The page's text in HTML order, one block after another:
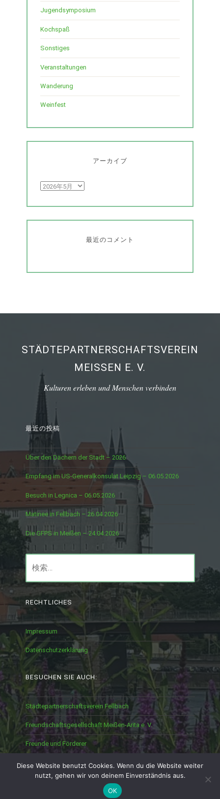
Jugendsymposium
Kochspaß
Sonstiges
Veranstaltungen
Wanderung
Weinfest
アーカイブ
ア
最近のコメント
STÄDTEPARTNERSCHAFTSVEREIN
MEISSEN E. V.
Kulturen erleben und Menschen verbinden
最近の投稿
Über den Dächern der Stadt – 2026
Empfang im US-Generalkonsulat Leipzig – 06.05.2026
Besuch in Legnica – 06.05.2026
Matinee in Fellbach – 26.04.2026
Die GFPS in Meißen – 24.04.2026
RECHTLICHES
Impressum
Datenschutzerklärung
BESUCHEN SIE AUCH:
Städtepartnerschaftsverein Fellbach
Freundschaftsgesellschaft Meißen-Arita e. V.
Freunde und Förderer
PROUDLY POWERED BY WORDPRESS
AUTOMATTIC
Diese Website benutzt Cookies. Wenn du die Website weiter
nutzt, gehen wir von deinem Einverständnis aus.
OK